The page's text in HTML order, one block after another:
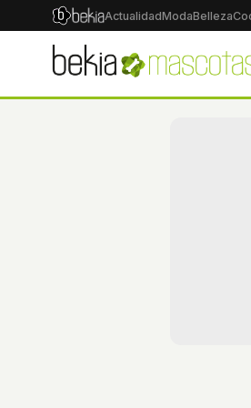
ActualidadModaBelleza